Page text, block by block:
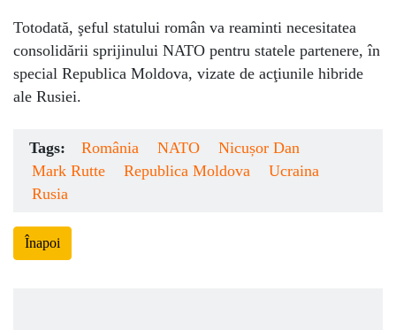
Totodată, şeful statului român va reaminti necesitatea
consolidării sprijinului NATO pentru statele partenere, în
special Republica Moldova, vizate de acţiunile hibride
ale Rusiei.
Tags: România NATO
Nicușor Dan
Mark Rutte
Republica Moldova
Ucraina
Rusia
Înapoi